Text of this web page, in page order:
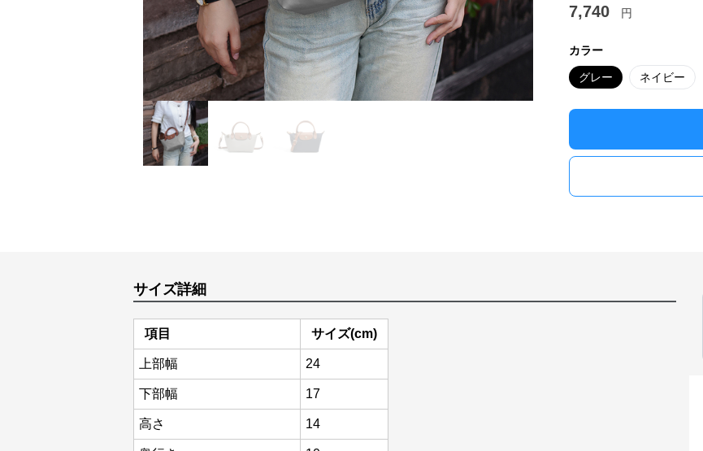
7,740 円
カラー
グレー ネイビー
サイズ詳細
項目 サイズ(cm)
上部幅 24
下部幅 17
高さ 14